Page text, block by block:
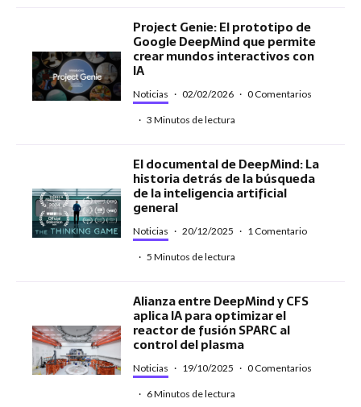
Project Genie: El prototipo de
Google DeepMind que permite
crear mundos interactivos con
IA
Noticias · 02/02/2026 · 0 Comentarios
· 3 Minutos de lectura
El documental de DeepMind: La
historia detrás de la búsqueda
de la inteligencia artificial
general
Noticias · 20/12/2025 · 1 Comentario
· 5 Minutos de lectura
Alianza entre DeepMind y CFS
aplica IA para optimizar el
reactor de fusión SPARC al
control del plasma
Noticias · 19/10/2025 · 0 Comentarios
· 6 Minutos de lectura